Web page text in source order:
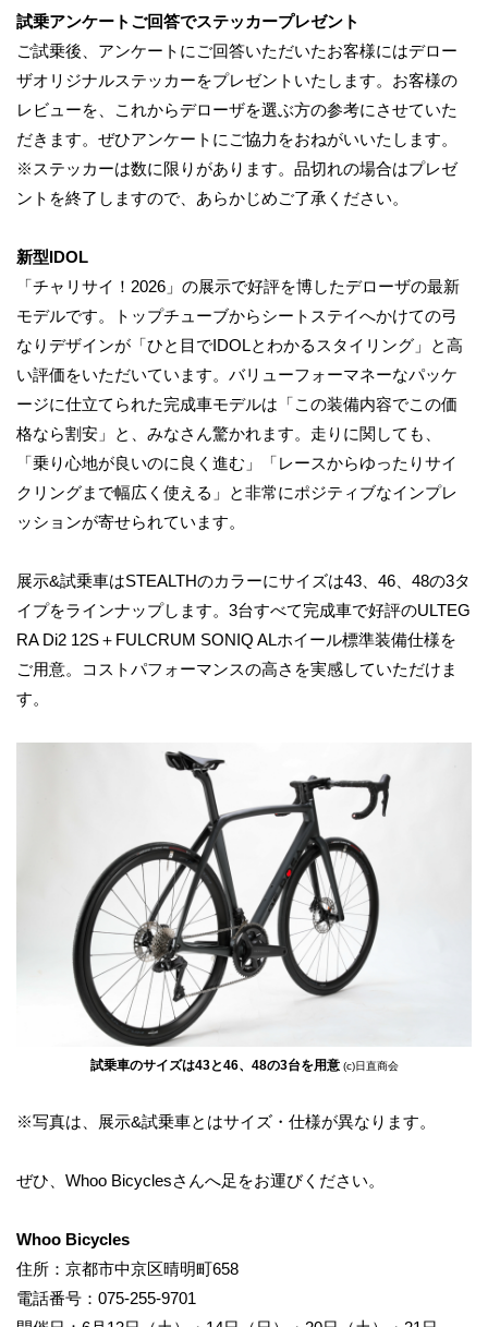
試乗アンケートご回答でステッカープレゼント
ご試乗後、アンケートにご回答いただいたお客様にはデロー
ザオリジナルステッカーをプレゼントいたします。お客様の
レビューを、これからデローザを選ぶ方の参考にさせていた
だきます。ぜひアンケートにご協力をおねがいいたします。
※ステッカーは数に限りがあります。品切れの場合はプレゼ
ントを終了しますので、あらかじめご了承ください。
新型IDOL
「チャリサイ！2026」の展示で好評を博したデローザの最新
モデルです。トップチューブからシートステイへかけての弓
なりデザインが「ひと目でIDOLとわかるスタイリング」と高
い評価をいただいています。バリューフォーマネーなパッケ
ージに仕立てられた完成車モデルは「この装備内容でこの価
格なら割安」と、みなさん驚かれます。走りに関しても、
「乗り心地が良いのに良く進む」「レースからゆったりサイ
クリングまで幅広く使える」と非常にポジティブなインプレ
ッションが寄せられています。
展示&試乗車はSTEALTHのカラーにサイズは43、46、48の3タ
イプをラインナップします。3台すべて完成車で好評のULTEG
RA Di2 12S＋FULCRUM SONIQ ALホイール標準装備仕様を
ご用意。コストパフォーマンスの高さを実感していただけま
す。
試乗車のサイズは43と46、48の3台を用意 (c)日直商会
※写真は、展示&試乗車とはサイズ・仕様が異なります。
ぜひ、Whoo Bicyclesさんへ足をお運びください。
Whoo Bicycles
住所：京都市中京区晴明町658
電話番号：075-255-9701